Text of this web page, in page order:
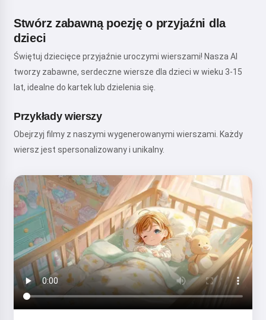
Stwórz zabawną poezję o przyjaźni dla
dzieci
Świętuj dziecięce przyjaźnie uroczymi wierszami! Nasza AI
tworzy zabawne, serdeczne wiersze dla dzieci w wieku 3-15
lat, idealne do kartek lub dzielenia się.
Przykłady wierszy
Obejrzyj filmy z naszymi wygenerowanymi wierszami. Każdy
wiersz jest spersonalizowany i unikalny.